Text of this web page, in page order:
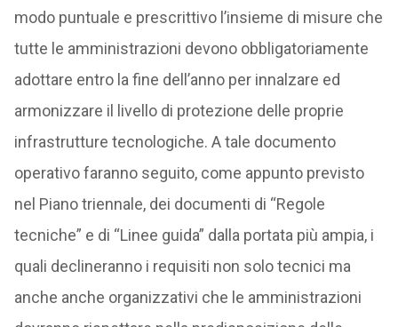
modo puntuale e prescrittivo l’insieme di misure che
tutte le amministrazioni devono obbligatoriamente
adottare entro la fine dell’anno per innalzare ed
armonizzare il livello di protezione delle proprie
infrastrutture tecnologiche. A tale documento
operativo faranno seguito, come appunto previsto
nel Piano triennale, dei documenti di “Regole
tecniche” e di “Linee guida” dalla portata più ampia, i
quali declineranno i requisiti non solo tecnici ma
anche anche organizzativi che le amministrazioni